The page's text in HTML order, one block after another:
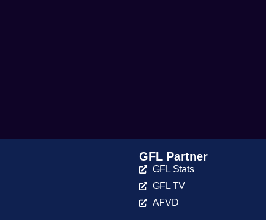
GFL Partner
GFL Stats
GFL TV
AFVD